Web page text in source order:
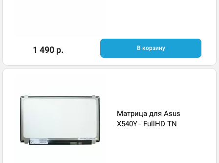
1 490 р. В корзину
Матрица для Asus
X540Y - FullHD TN